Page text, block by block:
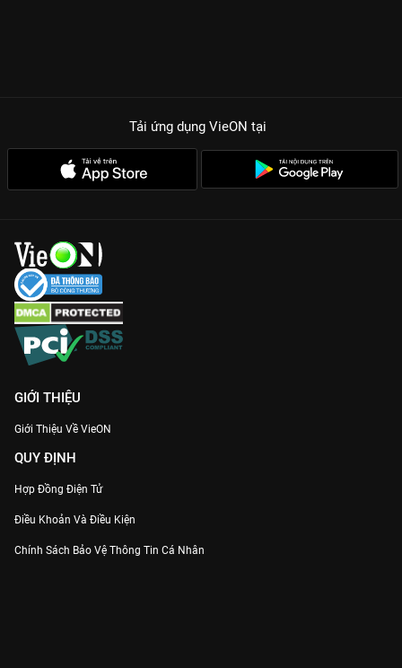
Tải ứng dụng VieON tại
GIỚI THIỆU
Giới Thiệu Về VieON
QUY ĐỊNH
Hợp Đồng Điện Tử
Điều Khoản Và Điều Kiện
Chính Sách Bảo Vệ Thông Tin Cá Nhân